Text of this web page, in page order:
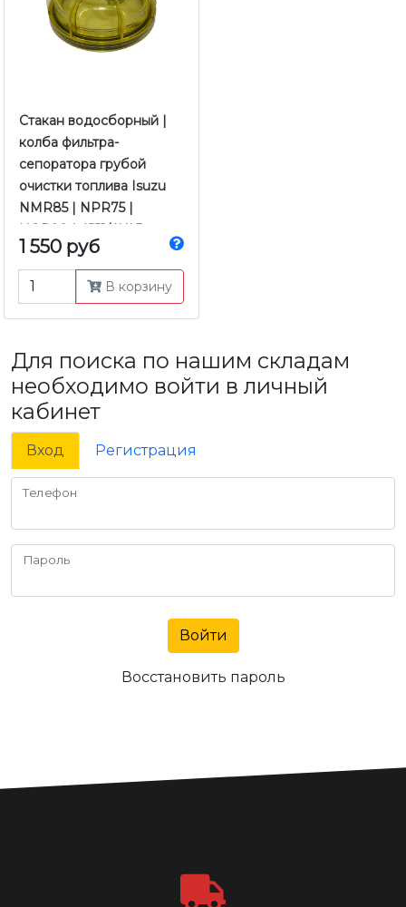
Стакан водосборный |
колба фильтра-
сепоратора грубой
очистки топлива Isuzu
NMR85 | NPR75 |
NQR90 | 4JJ1/4HK1
Е-3/4/5 | JMC
1 550 руб
В корзину
Для поиска по нашим складам
необходимо войти в личный
кабинет
Вход Регистрация
Телефон
Пароль
Войти
Восстановить пароль